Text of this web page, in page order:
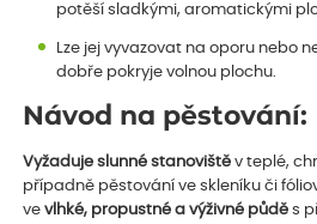
potěší sladkými, aromatickými
Lze jej vyvazovat na oporu nebo
dobře pokryje volnou plochu.
Návod na pěstování:
Vyžaduje slunné stanoviště v teplé,
případně pěstování ve skleníku či
vevlhké, propustné a výživné půdě s